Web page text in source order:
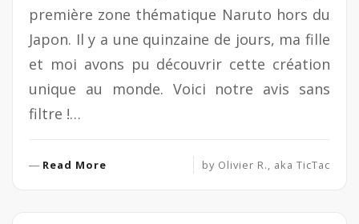
première zone thématique Naruto hors du
Japon. Il y a une quinzaine de jours, ma fille
et moi avons pu découvrir cette création
unique au monde. Voici notre avis sans
filtre !…
Read More by Olivier R., aka TicTac